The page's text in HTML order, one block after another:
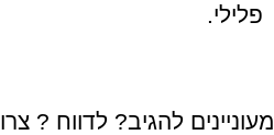
פלילי.
מעוניינים להגיב? לדווח ?